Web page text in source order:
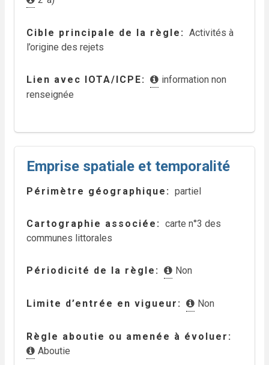
Cible principale de la règle
Activités à
l’origine des rejets
Lien avec IOTA/ICPE
information non
renseignée
Emprise spatiale et temporalité
Périmètre géographique partiel
Cartographie associée
carte n°3 des
communes littorales
Périodicité de la règle Non
Limite d’entrée en vigueur Non
Règle aboutie ou amenée à évoluer
Aboutie